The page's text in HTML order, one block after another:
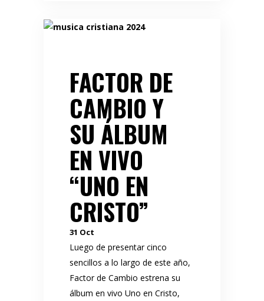
FACTOR DE
CAMBIO Y
SU ÁLBUM
EN VIVO
“UNO EN
CRISTO”
31 Oct
Luego de presentar cinco
sencillos a lo largo de este año,
Factor de Cambio estrena su
álbum en vivo Uno en Cristo,